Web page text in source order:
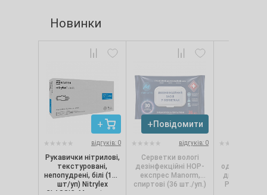
Новинки
відгуків: 0
Рукавички нітрилові,
текстуровані,
непопудрені, білі (100
шт/уп) Nitrylex
CLASSIC, Mercator, р.
Повідомити
відгуків: 0
Серветки вологі
дезінфекційні НОР-
експрес Manorm,
спиртові (36 шт./уп.)
одношарові,
Pro.Extra,